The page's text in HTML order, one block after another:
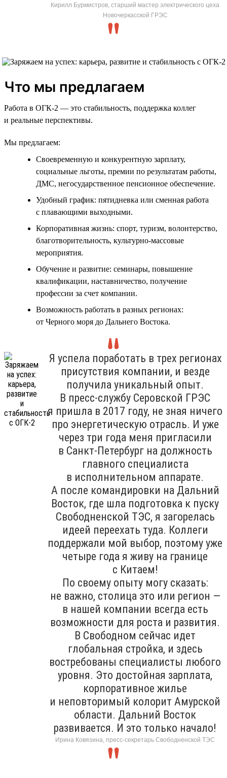
Кирилл Бурмистров, старший мастер электрического цеха
Новочеркасской ГРЭС
Что мы предлагаем
Работа в ОГК-2 — это стабильность, поддержка коллег
и реальные перспективы.
Мы предлагаем:
Своевременную и конкурентную зарплату,
социальные льготы, премии по результатам работы,
ДМС, негосударственное пенсионное обеспечение.
Удобный график: пятидневка или сменная работа
с плавающими выходными.
Корпоративная жизнь: спорт, туризм, волонтерство,
благотворительность, культурно-массовые
мероприятия.
Обучение и развитие: семинары, повышение
квалификации, наставничество, получение
профессии за счет компании.
Возможность работать в разных регионах:
от Черного моря до Дальнего Востока.
Я успела поработать в трех регионах
присутствия компании, и везде
получила уникальный опыт.
В пресс-службу Серовской ГРЭС
я пришла в 2017 году, не зная ничего
про энергетическую отрасль. И уже
через три года меня пригласили
в Санкт-Петербург на должность
главного специалиста
в исполнительном аппарате.
А после командировки на Дальний
Восток, где шла подготовка к пуску
Свободненской ТЭС, я загорелась
идеей переехать туда. Коллеги
поддержали мой выбор, поэтому уже
четыре года я живу на границе
с Китаем!
По своему опыту могу сказать:
не важно, столица это или регион —
в нашей компании всегда есть
возможности для роста и развития.
В Свободном сейчас идет
глобальная стройка, и здесь
востребованы специалисты любого
уровня. Это достойная зарплата,
корпоративное жилье
и неповторимый колорит Амурской
области. Дальний Восток
развивается. И это только начало!
Ирина Ковязина, пресс-секретарь Свободненской ТЭС